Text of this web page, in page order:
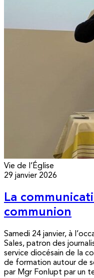
Vie de l’Église
29 janvier 2026
La
communion
Samedi 24 janvier, à
Sales, patron des
service diocésain de la
de formation autour de
par Mgr Fonlupt par un